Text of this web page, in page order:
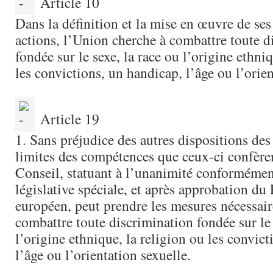
Dans la définition et la mise en œuvre de
actions, l’Union cherche à combattre toute
fondée sur le sexe, la race ou l’origine
les convictions, un handicap, l’âge ou
Article 19
1. Sans préjudice des autres dispositions
limites des compétences que ceux-ci
Conseil, statuant à l’unanimité
législative spéciale, et après approbation du
européen, peut prendre les mesures
combattre toute discrimination fondée sur le
l’origine ethnique, la religion ou les
l’âge ou l’orientation sexuelle.